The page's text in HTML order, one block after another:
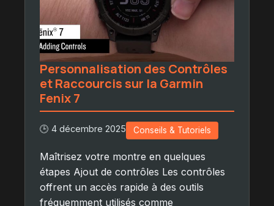
Personnalisation des Contrôles
et Raccourcis sur la Garmin
Fenix 7
🕒 4 décembre 2025 Conseils & Tutoriels
Maîtrisez votre montre en quelques
étapes Ajout de contrôles Les contrôles
offrent un accès rapide à des outils
fréquemment utilisés comme